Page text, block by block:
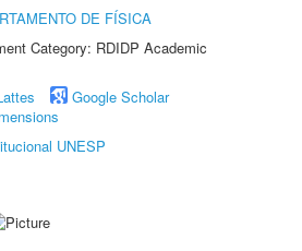
DE FÍSICA
Category: RDIDP Academic
Google Scholar
UNESP